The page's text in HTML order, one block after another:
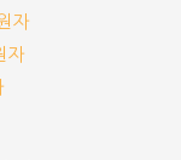
자
자